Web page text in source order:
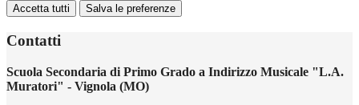
Accetta tutti Salva le preferenze
Contatti
Scuola Secondaria di Primo Grado a Indirizzo Musicale "L.A.
Muratori" - Vignola (MO)